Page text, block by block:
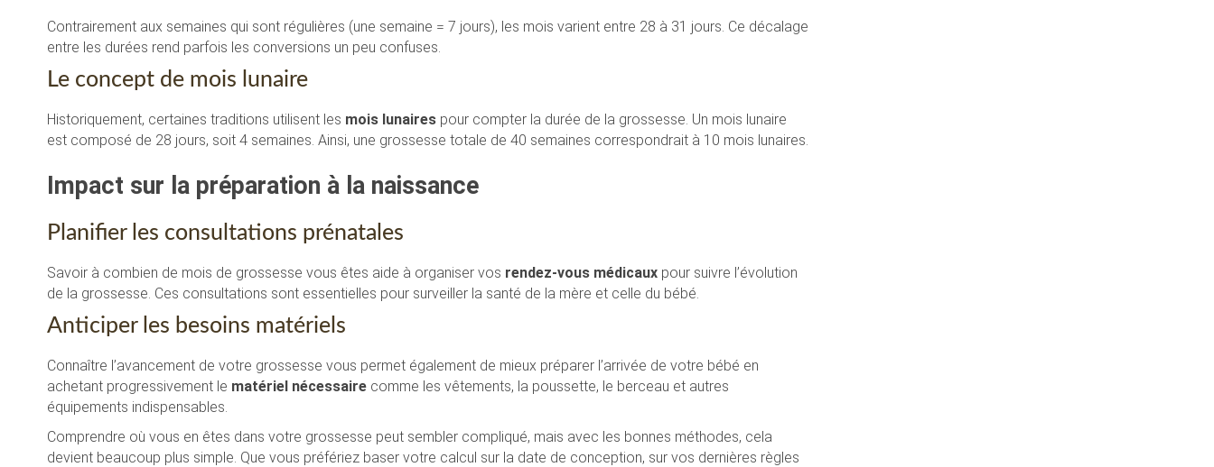
Contrairement aux semaines qui sont régulières (une semaine = 7 jours), les mois varient entre 28 à 31 jours. Ce décalage
entre les durées rend parfois les conversions un peu confuses.
Le concept de mois lunaire
Historiquement, certaines traditions utilisent les mois lunaires pour compter la durée de la grossesse. Un mois lunaire
est composé de 28 jours, soit 4 semaines. Ainsi, une grossesse totale de 40 semaines correspondrait à 10 mois lunaires.
Impact sur la préparation à la naissance
Planifier les consultations prénatales
Savoir à combien de mois de grossesse vous êtes aide à organiser vos rendez-vous médicaux pour suivre l’évolution
de la grossesse. Ces consultations sont essentielles pour surveiller la santé de la mère et celle du bébé.
Anticiper les besoins matériels
Connaître l’avancement de votre grossesse vous permet également de mieux préparer l’arrivée de votre bébé en
achetant progressivement le matériel nécessaire comme les vêtements, la poussette, le berceau et autres
équipements indispensables.
Comprendre où vous en êtes dans votre grossesse peut sembler compliqué, mais avec les bonnes méthodes, cela
devient beaucoup plus simple. Que vous préfériez baser votre calcul sur la date de conception, sur vos dernières règles